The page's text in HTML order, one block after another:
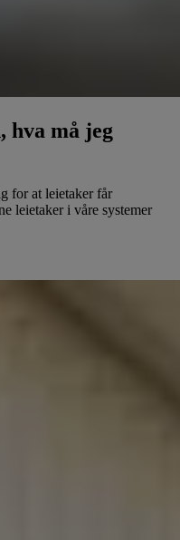
hva må jeg
for at leietaker får
leietaker i våre systemer